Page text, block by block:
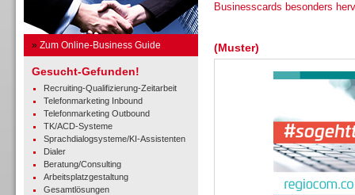
» Zum Online-Business Guide
Gesucht-Gefunden!
Recruiting-Qualifizierung-Zeitarbeit
Telefonmarketing Inbound
Telefonmarketing Outbound
TK/ACD-Systeme
Sprachdialogsysteme/KI-Assistenten
Dialer
Beratung/Consulting
Arbeitsplatzgestaltung
Gesamtlösungen
Businesscards besonders
(Muster)